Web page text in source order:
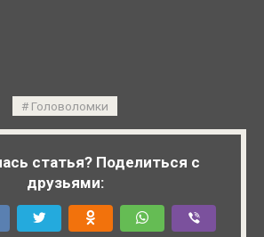
Головоломки
статья? Поделиться с
друзьями: